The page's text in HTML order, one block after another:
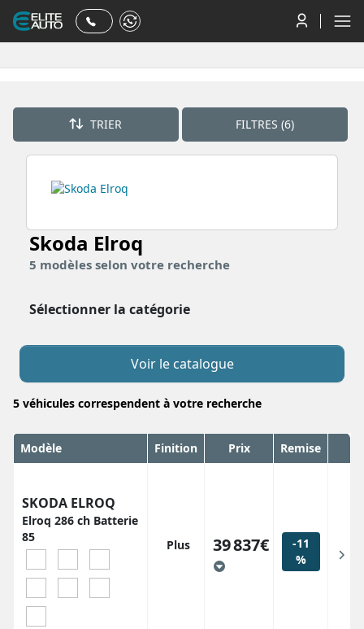
TRIER FILTRES (6)
Skoda Elroq
5 modèles selon votre recherche
Sélectionner la catégorie
Voir le catalogue
5 véhicules correspendent à votre recherche
Modèle Finition Prix Remise
SKODA ELROQ
Elroq 286 ch Batterie
85
Plus 39 837€
-11
%